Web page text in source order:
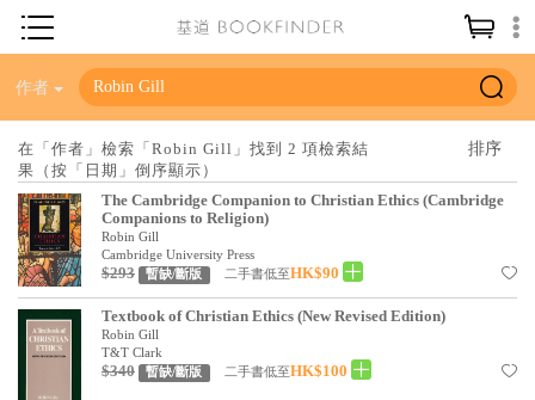
神學／教義
聖經
信仰入門
教會歷史
靈修／禱告
信徒生活
教會事工
作者
在「作者」檢索「Robin Gill」找到 2 項檢索結
果（按「日期」倒序顯示）
The Cambridge Companion to Christian Ethics (Cambridge
Companions to Religion)
Robin Gill
Cambridge University Press
$293 暫缺/斷版 二手書低至HK$90
Textbook of Christian Ethics (New Revised Edition)
Robin Gill
T&T Clark
$340 暫缺/斷版 二手書低至HK$100